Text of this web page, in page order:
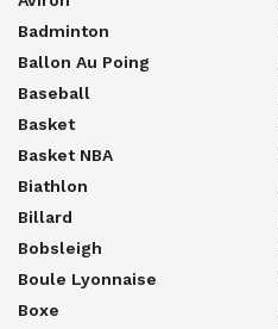
Badminton
Ballon Au Poing
Baseball
Basket
Basket NBA
Biathlon
Billard
Bobsleigh
Boule Lyonnaise
Boxe